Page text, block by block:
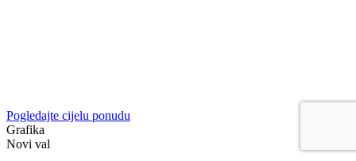
Pogledajte cijelu ponudu
Grafika
Novi val